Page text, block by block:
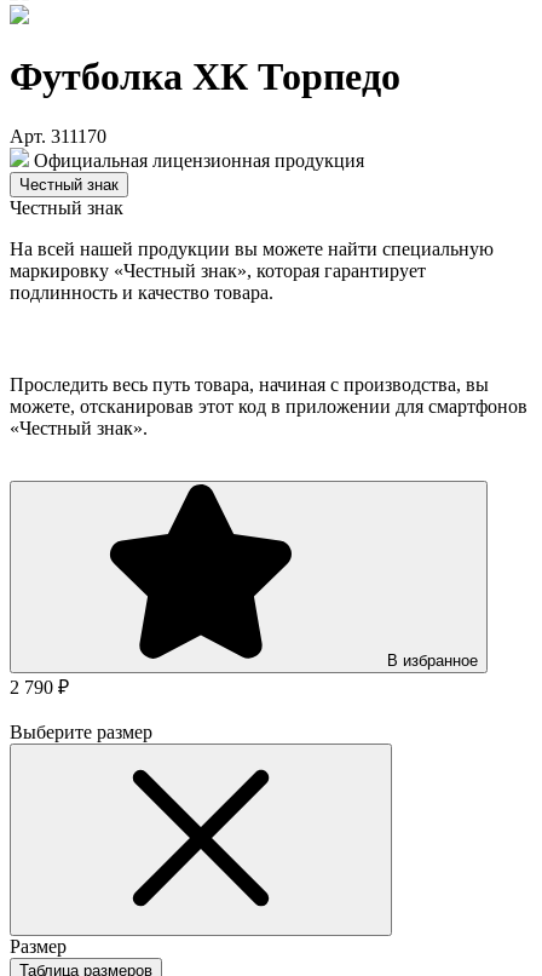
Футболка ХК Торпедо
Арт. 311170
Официальная лицензионная продукция
Честный знак
Честный знак
На всей нашей продукции вы можете найти специальную
маркировку «Честный знак», которая гарантирует
подлинность и качество товара.
Проследить весь путь товара, начиная с производства, вы
можете, отсканировав этот код в приложении для смартфонов
«Честный знак».
В избранное
2 790 ₽
Выберите размер
Размер
Таблица размеров